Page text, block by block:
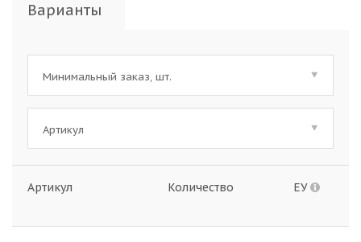
Варианты
Минимальный заказ, шт.
Артикул
Артикул Количество ЕУ